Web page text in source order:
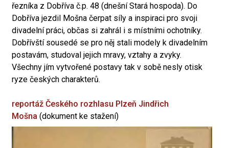
řezníka z Dobříva č.p. 48 (dnešní Stará hospoda). Do
Dobříva jezdil Mošna čerpat síly a inspiraci pro svoji
divadelní práci, občas si zahrál i s místními ochotníky.
Dobřívští sousedé se pro něj stali modely k divadelním
postavám, studoval jejich mravy, vztahy a zvyky.
Všechny jím vytvořené postavy tak v sobě nesly otisk
ryze českých charakterů.
reportáž Českého rozhlasu Plzeň Jindřich
Mošna (dokument ke stažení)